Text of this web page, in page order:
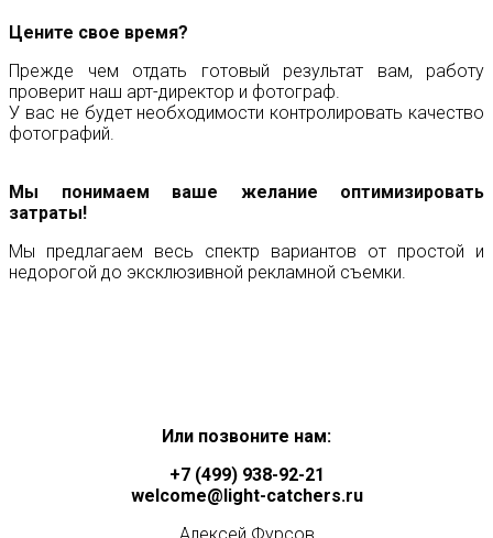
Цените свое время?
Прежде чем отдать готовый результат вам, работу
проверит наш арт-директор и фотограф.
У вас не будет необходимости контролировать качество
фотографий.
Мы понимаем ваше желание оптимизировать
затраты!
Мы предлагаем весь спектр вариантов от простой и
недорогой до эксклюзивной рекламной съемки.
Или позвоните нам:
+7 (499) 938-92-21
welcome@light-catchers.ru
Алексей Фурсов